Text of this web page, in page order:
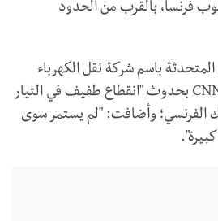
فرنسا، بالقرب من الحدود
باسم شركة نقل الكهرباء
الفرنسية (RTE)، لشبكة CNN بحدوث "انقطاع طفيف في التيار
الفرنسي؛ وأضافت: "لم يستمر سوى